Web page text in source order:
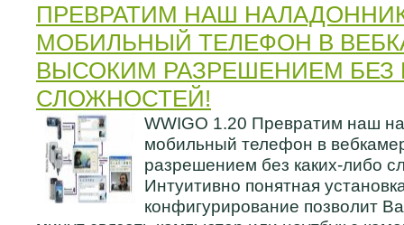
ПРЕВРАТИМ НАШ
МОБИЛЬНЫЙ ТЕЛЕФОН В
ВЫСОКИМ РАЗРЕШЕНИЕМ БЕЗ
СЛОЖНОСТЕЙ!
WWIGO 1.20 Превратим наш
мобильный телефон в
разрешением без каких-либо
Интуитивно понятная
конфигурирование позволит